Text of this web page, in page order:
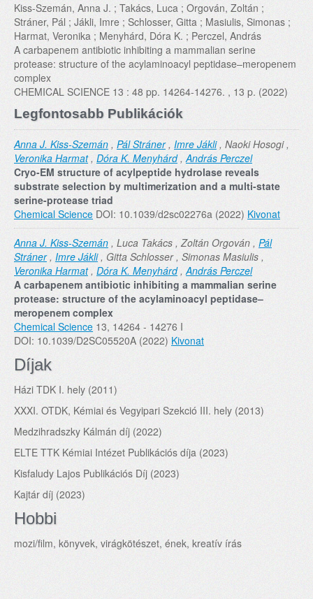
Kiss-Szemán, Anna J. ; Takács, Luca ; Orgován, Zoltán ;
Stráner, Pál ; Jákli, Imre ; Schlosser, Gitta ; Masiulis, Simonas ;
Harmat, Veronika ; Menyhárd, Dóra K. ; Perczel, András
A carbapenem antibiotic inhibiting a mammalian serine
protease: structure of the acylaminoacyl peptidase–meropenem
complex
CHEMICAL SCIENCE 13 : 48 pp. 14264-14276. , 13 p. (2022)
Legfontosabb Publikációk
Anna J. Kiss-Szemán , Pál Stráner, Imre Jákli, Naoki Hosogi ,
Veronika Harmat, Dóra K. Menyhárd,András Perczel
Cryo-EM structure of acylpeptide hydrolase reveals
substrate selection by multimerization and a multi-state
serine-protease triad
Chemical Science DOI: 10.1039/d2sc02276a (2022) Kivonat
Anna J. Kiss-Szemán , Luca Takács , Zoltán Orgován , Pál
Stráner, Imre Jákli, Gitta Schlosser , Simonas Masiulis ,
Veronika Harmat, Dóra K. Menyhárd,András Perczel
A carbapenem antibiotic inhibiting a mammalian serine
protease: structure of the acylaminoacyl peptidase–
meropenem complex
Chemical Science 13, 14264 - 14276 I
DOI: 10.1039/D2SC05520A (2022) Kivonat
Díjak
Házi TDK I. hely (2011)
XXXI. OTDK, Kémiai és Vegyipari Szekció III. hely (2013)
Medzihradszky Kálmán díj (2022)
ELTE TTK Kémiai Intézet Publikációs díja (2023)
Kisfaludy Lajos Publikációs Díj (2023)
Kajtár díj (2023)
Hobbi
mozi/film, könyvek, virágkötészet, ének, kreatív írás